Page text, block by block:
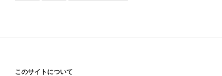
このサイトについて